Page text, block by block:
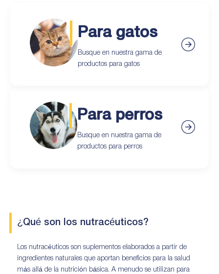
Para gatos
Busque en nuestra gama de
productos para gatos
Para perros
Busque en nuestra gama de
productos para perros
¿Qué son los nutracéuticos?
Los nutracéuticos son suplementos elaborados a partir de
ingredientes naturales que aportan beneficios para la salud
más allá de la nutrición básica. A menudo se utilizan para